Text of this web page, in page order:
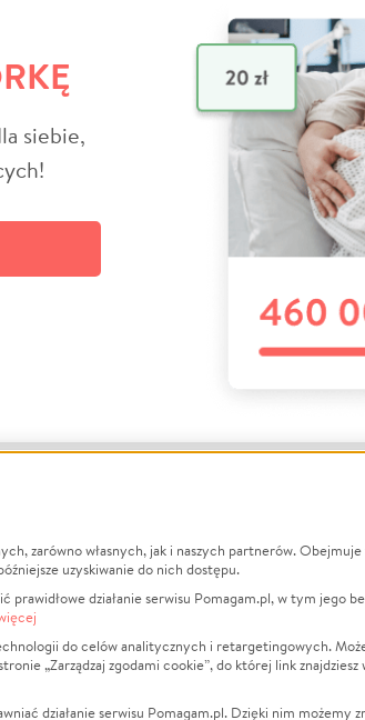
siebie,
O nas
Opinie
Raporty
Za darmo
zarówno własnych, jak i naszych partnerów.
uzyskiwanie do nich dostępu.
działanie serwisu Pomagam.pl, w tym jego
do celów analitycznych i retargetingowych.
„Zarządzaj zgodami cookie”, do której link
działanie serwisu Pomagam.pl. Dzięki nim możemy